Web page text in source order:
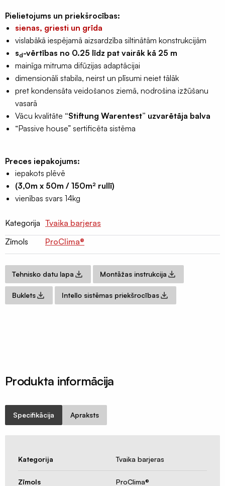
10077
daudzums
Pielietojums un priekšrocības:
sienas, griesti un grīda
vislabākā iespējamā aizsardzība siltinātām konstrukcijām
sd-vērtības no 0.25 līdz pat vairāk kā 25 m
mainīga mitruma difūzijas adaptācijai
dimensionāli stabila, neirst un plīsumi neiet tālāk
pret kondensāta veidošanos ziemā, nodrošina izžūšanu
vasarā
Vācu kvalitāte “Stiftung Warentest” uzvarētāja balva
“Passive house” sertificēta sistēma
Preces iepakojums:
iepakots plēvē
(3,0m x 50m / 150m² rullī)
vienības svars 14kg
Kategorija Tvaika barjeras
Zīmols
ProClima®
Tehnisko datu lapa Montāžas instrukcija
Buklets Intello sistēmas priekšrocības
Produkta informācija
Specifikācija Apraksts
Kategorija Tvaika barjeras
Zīmols ProClima®
lentas
EPDM
lentas
Naglu
lentas
latojumam
Palīgmateriāli
pieslēgumu
līmes
Gruntis
virsmu
Grauzēju
siets
Insektu
sieti
ALU/HD-
Ventilācijas
Gaisvadi
un
difuzori
Ventilācijas